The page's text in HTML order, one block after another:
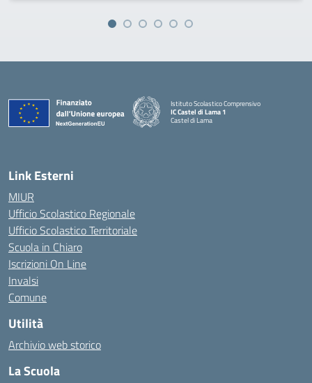
Istituto Scolastico Comprensivo
IC Castel di Lama 1
Castel di Lama
Link Esterni
MIUR
Ufficio Scolastico Regionale
Ufficio Scolastico Territoriale
Scuola in Chiaro
Iscrizioni On Line
Invalsi
Comune
Utilità
Archivio web storico
La Scuola